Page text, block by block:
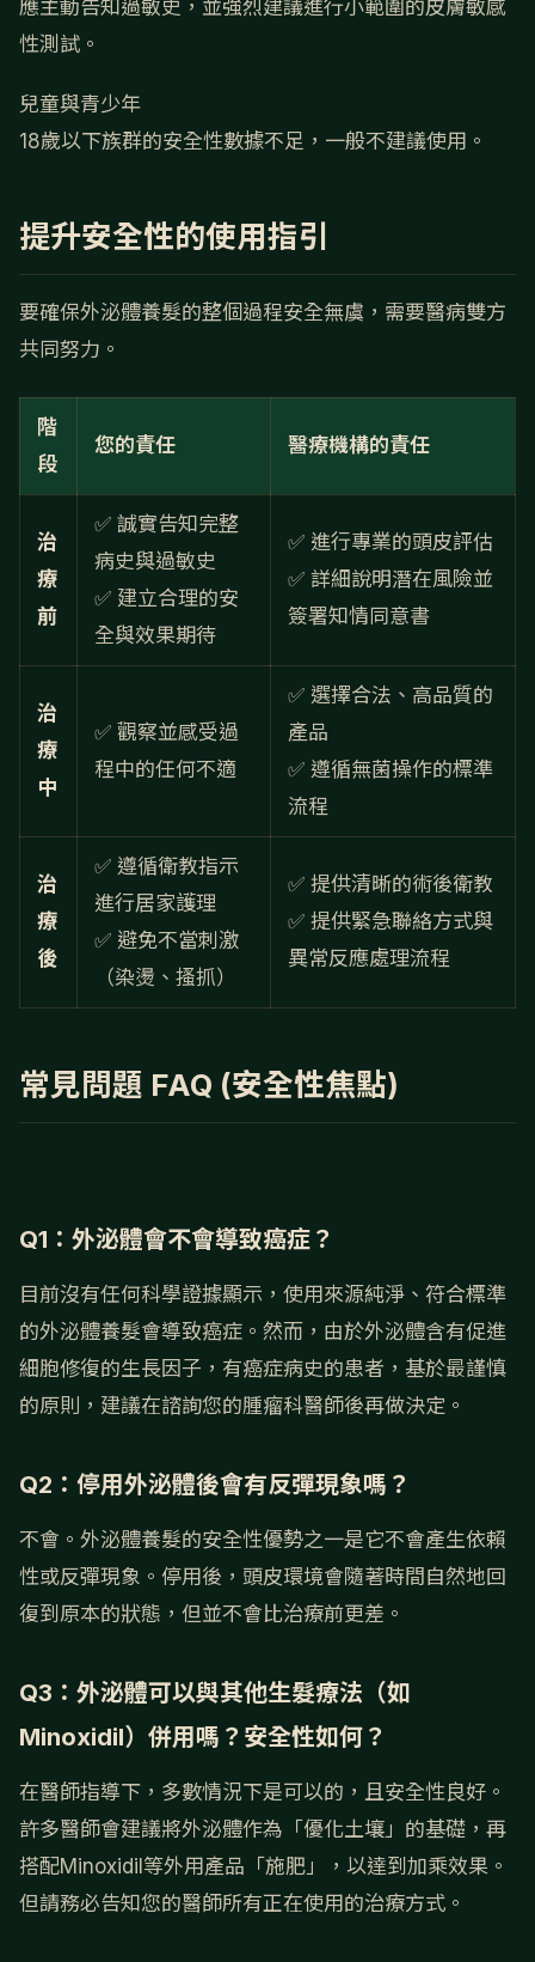
應主動告知過敏史，並強烈建議進行小範圍的皮膚敏感
性測試。
兒童與青少年
18歲以下族群的安全性數據不足，一般不建議使用。
提升安全性的使用指引
要確保外泌體養髮的整個過程安全無虞，需要醫病雙方
共同努力。
階
段
您的責任 醫療機構的責任
治
療
前
✅ 誠實告知完整
病史與過敏史
✅ 建立合理的安
全與效果期待
✅ 進行專業的頭皮評估
✅ 詳細說明潛在風險並
簽署知情同意書
治
療
中
✅ 觀察並感受過
程中的任何不適
✅ 選擇合法、高品質的
產品
✅ 遵循無菌操作的標準
流程
治
療
後
✅ 遵循衛教指示
進行居家護理
✅ 避免不當刺激
（染燙、搔抓）
✅ 提供清晰的術後衛教
✅ 提供緊急聯絡方式與
異常反應處理流程
常見問題 FAQ (安全性焦點)
Q1：外泌體會不會導致癌症？
目前沒有任何科學證據顯示，使用來源純淨、符合標準
的外泌體養髮會導致癌症。然而，由於外泌體含有促進
細胞修復的生長因子，有癌症病史的患者，基於最謹慎
的原則，建議在諮詢您的腫瘤科醫師後再做決定。
Q2：停用外泌體後會有反彈現象嗎？
不會。外泌體養髮的安全性優勢之一是它不會產生依賴
性或反彈現象。停用後，頭皮環境會隨著時間自然地回
復到原本的狀態，但並不會比治療前更差。
Q3：外泌體可以與其他生髮療法（如
Minoxidil）併用嗎？安全性如何？
在醫師指導下，多數情況下是可以的，且安全性良好。
許多醫師會建議將外泌體作為「優化土壤」的基礎，再
搭配Minoxidil等外用產品「施肥」，以達到加乘效果。
但請務必告知您的醫師所有正在使用的治療方式。